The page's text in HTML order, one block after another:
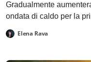
Gradualmente
ondata di caldo per la
Elena Rava